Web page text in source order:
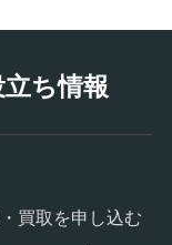
ち情報
買取を申し込む